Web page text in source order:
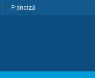
Franciză